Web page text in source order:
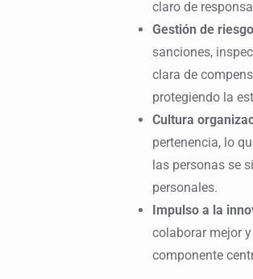
claro de
Gestión de
sanciones,
clara de
protegiendo la
Cultura
pertenencia, lo
las personas se
personales.
Impulso a la
colaborar mejor
componente